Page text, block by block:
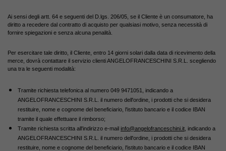
Ai sensi degli artt. 64 e seguenti del D.lgs. 206/05, se il Cliente è un consumatore, ha
diritto a recedere dal contratto di acquisto per qualsiasi motivo, senza necessità di
fornire spiegazioni e senza alcuna penalità.
Per esercitare tale diritto, il Cliente, entro 14 giorni solari dalla data di ricevimento della
merce, dovrà contattare il servizio clienti ANGELOFRANCESCHINI S.R.L. scegliendo
una tra le seguenti modalità:
Tramite richiesta telefonica al numero 049 9471051, indicando a
ANGELOFRANCESCHINI S.R.L. il numero dell'ordine, i prodotti che si desidera
restituire, nome e cognome del beneficiario, l'istituto bancario e il codice IBAN
tramite il quale effettuare il rimborso;
Tramite richiesta scritta all'indirizzo e-mail info@angelofranceschini.it , indicando a
ANGELOFRANCESCHINI S.R.L. il numero dell'ordine, i prodotti che si desidera
restituire, nome e cognome del beneficiario, l'istituto bancario e il codice IBAN